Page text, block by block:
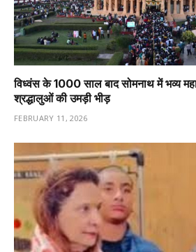
विध्वंस के 1000 साल बाद सोमनाथ में भव्य
श्रद्धालुओं की उमड़ी भीड़
FEBRUARY 11, 2026